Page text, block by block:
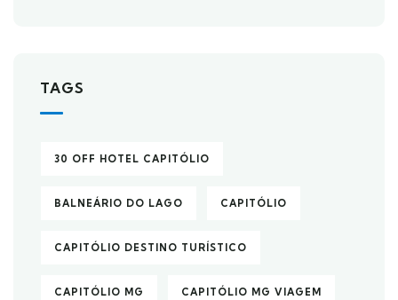
TAGS
30 OFF HOTEL CAPITÓLIO
BALNEÁRIO DO LAGO CAPITÓLIO
CAPITÓLIO DESTINO TURÍSTICO
CAPITÓLIO MG CAPITÓLIO MG VIAGEM